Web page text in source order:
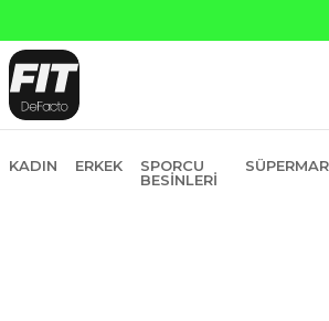
KADIN ERKEK
SPORCU
BESINLERI